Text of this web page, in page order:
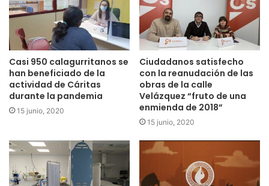
Casi 950 calagurritanos se
han beneficiado de la
actividad de Cáritas
durante la pandemia
15 junio, 2020
Ciudadanos satisfecho
con la reanudación de las
obras de la calle
Velázquez “fruto de una
enmienda de 2018”
15 junio, 2020